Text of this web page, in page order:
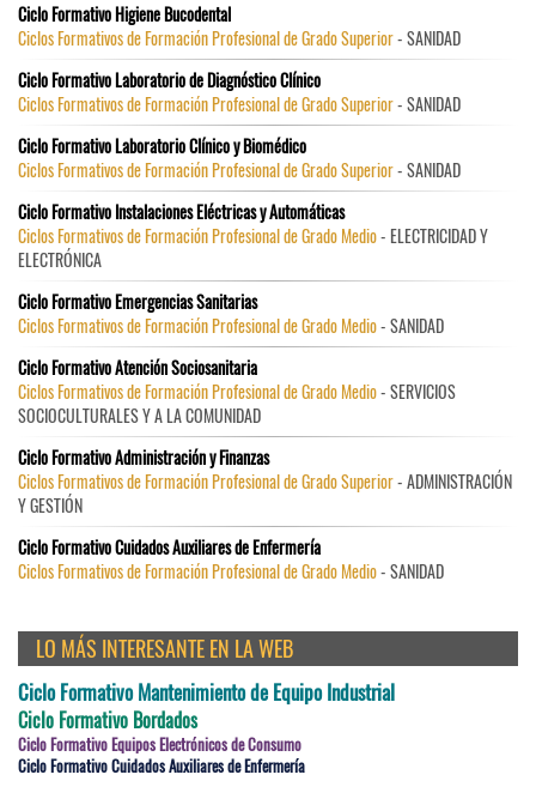
Ciclo Formativo Higiene Bucodental
Ciclos Formativos de Formación Profesional de Grado Superior- SANIDAD
Ciclo Formativo Laboratorio de Diagnóstico Clínico
Ciclos Formativos de Formación Profesional de Grado Superior- SANIDAD
Ciclo Formativo Laboratorio Clínico y Biomédico
Ciclos Formativos de Formación Profesional de Grado Superior- SANIDAD
Ciclo Formativo Instalaciones Eléctricas y Automáticas
Ciclos Formativos de Formación Profesional de Grado Medio- ELECTRICIDAD Y
ELECTRÓNICA
Ciclo Formativo Emergencias Sanitarias
Ciclos Formativos de Formación Profesional de Grado Medio- SANIDAD
Ciclo Formativo Atención Sociosanitaria
Ciclos Formativos de Formación Profesional de Grado Medio- SERVICIOS
SOCIOCULTURALES Y A LA COMUNIDAD
Ciclo Formativo Administración y Finanzas
Ciclos Formativos de Formación Profesional de Grado Superior- ADMINISTRACIÓN
Y GESTIÓN
Ciclo Formativo Cuidados Auxiliares de Enfermería
Ciclos Formativos de Formación Profesional de Grado Medio- SANIDAD
LO MÁS INTERESANTE EN LA WEB
Ciclo Formativo Mantenimiento de Equipo Industrial
Ciclo Formativo Bordados
Ciclo Formativo Equipos Electrónicos de Consumo
Ciclo Formativo Cuidados Auxiliares de Enfermería